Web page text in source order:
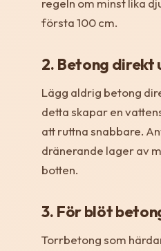
regeln om minst lika
första 100 cm.
2. Betong direkt
Lägg aldrig betong
detta skapar en
att ruttna snabbare.
dränerande lager av
botten.
3. För blöt
Torrbetong som